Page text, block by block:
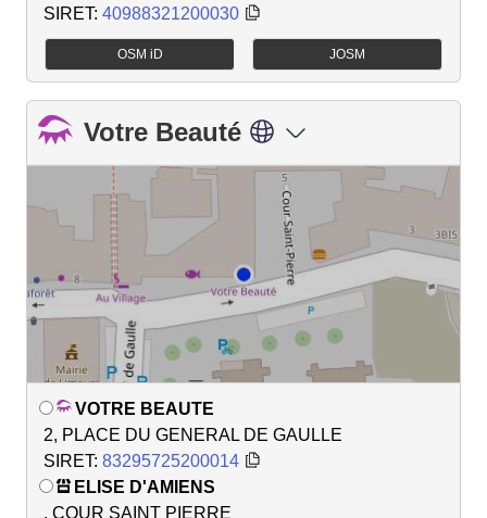
SIRET: 40988321200030
OSM iD JOSM
Votre Beauté
VOTRE BEAUTE
2, PLACE DU GENERAL DE GAULLE
SIRET: 83295725200014
ELISE D'AMIENS
, COUR SAINT PIERRE